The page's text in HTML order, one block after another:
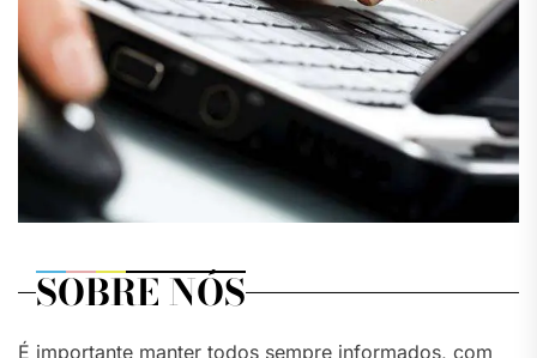
SOBRE NÓS
É importante manter todos sempre informados, com